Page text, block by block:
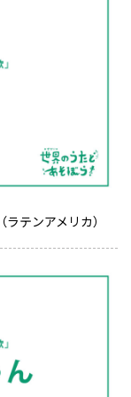
テンアメリカ）